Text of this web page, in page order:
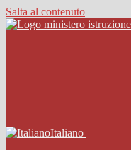
Salta al contenuto
Italiano